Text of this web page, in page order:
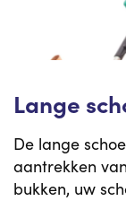
Lange
De lange
aantrekken
bukken, uw